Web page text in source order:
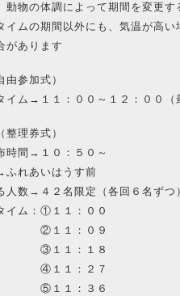
物の体調によって期間を変更す
イムの期間以外にも、気温が高
があります
参加式）
イム→１１：００～１２：００（
理券式）
時間→１０：５０～
ふれあいはうす前
人数→４２名限定（各回６名ずつ
イム：①１１：００
：０９
：１８
：２７
：３６